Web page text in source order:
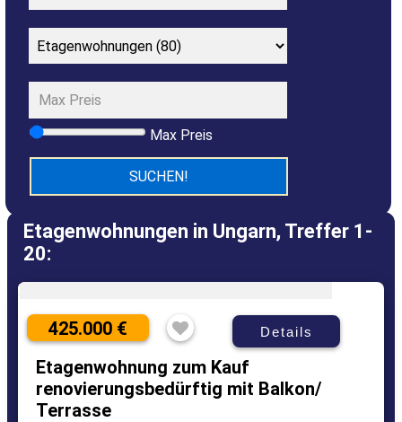
Max Preis
Etagenwohnungen in Ungarn, Treffer 1-
20:
425.000 € Details
Etagenwohnung zum Kauf
renovierungsbedürftig mit Balkon/
Terrasse